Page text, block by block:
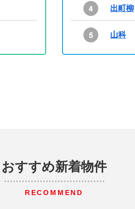
出町柳
山科
おすすめ新着物件
RECOMMEND